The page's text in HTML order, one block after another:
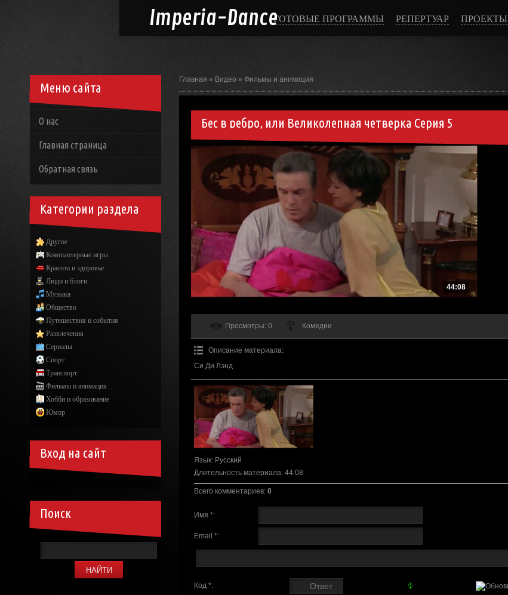
Imperia-DanceГОТОВЫЕ ПРОГРАММЫ РЕПЕРТУАР ПРОЕКТЫ
Главная » Видео » Фильмы и анимация
Бес в ребро, или Великолепная четверка Серия 5
44:08
Просмотры: 0 Комедии
Описание материала:
Си Ди Лэнд
Язык: Русский
Длительность материала: 44:08
Всего комментариев: 0
Имя *:
Email *:
Код *:
Меню сайта
О нас
Главная страница
Обратная связь
Категории раздела
Другое
Компьютерные игры
Красота и здоровье
Люди и блоги
Музыка
Общество
Путешествия и события
Развлечения
Сериалы
Спорт
Транспорт
Фильмы и анимация
Хобби и образование
Юмор
Вход на сайт
Поиск